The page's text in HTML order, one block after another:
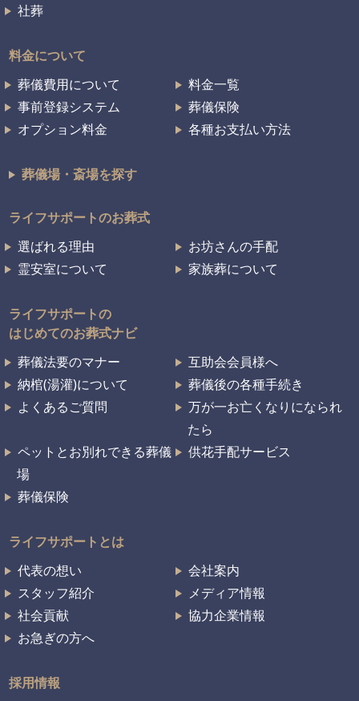
社葬
料金について
葬儀費用について
料金一覧
事前登録システム
葬儀保険
オプション料金
各種お支払い方法
葬儀場・斎場を探す
ライフサポートのお葬式
選ばれる理由
お坊さんの手配
霊安室について
家族葬について
ライフサポートの
はじめてのお葬式ナビ
葬儀法要のマナー
互助会会員様へ
納棺(湯灌)について
葬儀後の各種手続き
よくあるご質問
万が一お亡くなりになられ
たら
ペットとお別れできる葬儀
場
供花手配サービス
葬儀保険
ライフサポートとは
代表の想い
会社案内
スタッフ紹介
メディア情報
社会貢献
協力企業情報
お急ぎの方へ
採用情報